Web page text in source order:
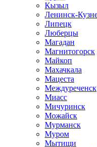
Кызыл
Ленинск-
Липецк
Люберцы
Магадан
Магнитогорск
Майкоп
Махачкала
Мацеста
Междуреченск
Миасс
Мичуринск
Можайск
Мурманск
Муром
Мытищи